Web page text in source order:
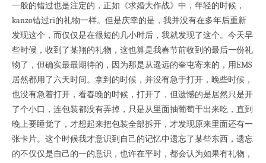
一般的错过也是注定的，正如《求婚大作战》中，年轻的时候，
kanzo错过ri的礼物一样。但是庆幸的是，我并没有在多年后重新
发现这个，而仅仅是在很短的几小时后，我就发现了这个。今天早
些时候，收到了某翔的礼物，这也算是我春节前收到的最后一份礼
物了，但确实最最期待的，因为那是从遥远的奎屯寄来的，用EMS
居然都用了六天时间。拿到的时候，并没有急于打开，晚些时候，
也没有急着打开，看春晚的时候，打开了，但遗憾的是居然只是开
了个小口，连包装都没有弄掉，只是从里面抽葡萄干出来吃，直到
晚上要睡觉了，才想起来把包装全部拆开，才发现原来里面还有一
张卡片。这个时候我才意识到自己的记忆中遗忘了某些东西，遗忘
的不仅仅是自己的一的意识，也许在平时，都会认为如果有礼物，